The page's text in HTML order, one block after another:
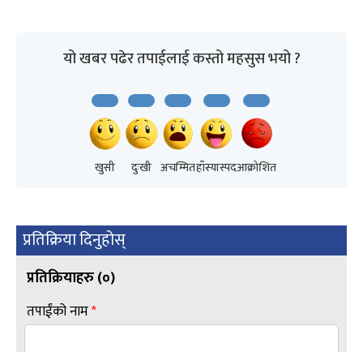
यो खबर पढेर तपाईलाई कस्तो महसुस भयो ?
खुसी दुःखी अचम्मितहाँस्यास्पदआक्रोशित
प्रतिक्रिया दिनुहोस्
प्रतिक्रियाहरु (०)
तपाईंको नाम*